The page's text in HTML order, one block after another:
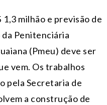
milhão e previsão de
da Penitenciária
(Pmeu) deve ser
vem. Os trabalhos
pela Secretaria de
a construção de